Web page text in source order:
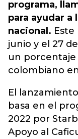
programa,
para ayudar
nacional. Este
junio y el 27
un porcentaje
colombiano
El
basa en el
2022 por
Apoyo al